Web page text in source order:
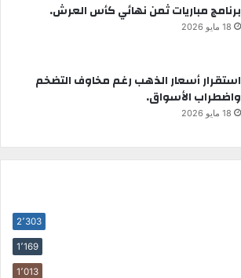
برنامج مباريات ثمن نهائي كأس العرش.
18 مايو 2026
استقرار أسعار الذهب رغم مخاوف التضخم
واضطراب الأسواق.
18 مايو 2026
2٬303
1٬169
1٬013